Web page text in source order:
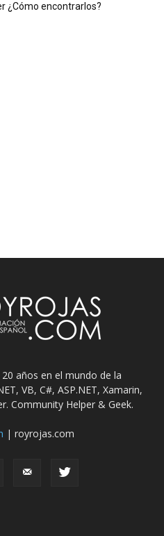
¿Cómo encontrarlos?
años en el mundo de la
VB, C#, ASP.NET, Xamarin,
Community Helper & Geek.
| royrojas.com